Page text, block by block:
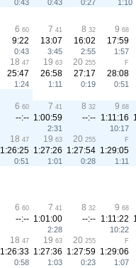
0:43 0:43 0:27 1:10
6 60 7 41 8 32 9 68
9:22 13:07 16:02 17:59
0:43 3:45 2:55 1:57
18 47 19 63 20 255 F
25:47 26:58 27:17 28:08
1:24 1:11 0:19 0:51
6 60 7 41 8 32 9 68
--:-- 1:00:59 --:-- 1:11:16
2:31 10:17
18 47 19 63 20 255 F
1:26:25 1:27:26 1:27:54 1:29:05
0:51 1:01 0:28 1:11
6 60 7 41 8 32 9 68
--:-- 1:01:00 --:-- 1:11:22
2:28 10:22
18 47 19 63 20 255 F
1:26:33 1:27:36 1:27:59 1:29:06
0:58 1:03 0:23 1:07